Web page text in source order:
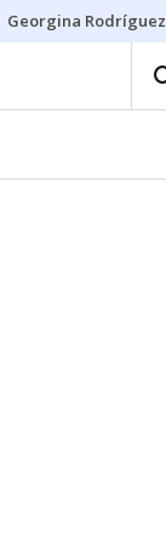
Georgina Rodríguez